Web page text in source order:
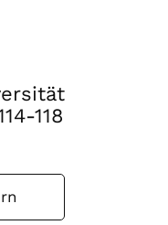
118